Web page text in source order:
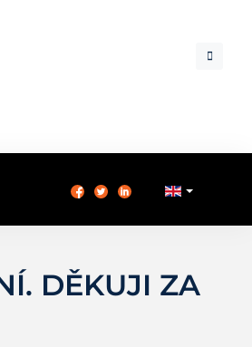
DĚKUJI ZA